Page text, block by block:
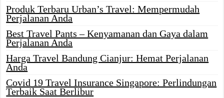
Produk Terbaru Urban’s Travel: Mempermudah
Perjalanan Anda
Best Travel Pants – Kenyamanan dan Gaya dalam
Perjalanan Anda
Harga Travel Bandung Cianjur: Hemat Perjalanan
Anda
Covid 19 Travel Insurance Singapore: Perlindungan
Terbaik Saat Berlibur